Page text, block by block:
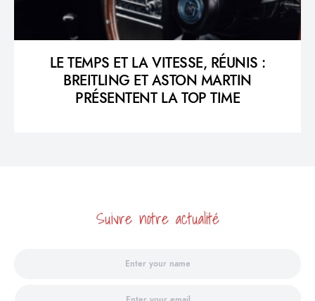
LE TEMPS ET LA VITESSE, RÉUNIS :
BREITLING ET ASTON MARTIN
PRÉSENTENT LA TOP TIME
Suivre notre actualité